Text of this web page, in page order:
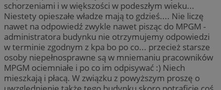
schorzeniami i w większości w podeszłym wieku...
Niestety opieszałe władze mają to gdzieś.... Nie liczę
nawet na odpowiedź zwykle nawet pisząc do MPGM -
administratora budynku nie otrzymujemy odpowiedzi
w terminie zgodnym z kpa bo po co... przecież starsze
osoby niepełnosprawne są w mniemaniu pracowników
MPGM ociemniałe i po co im odpisywać :) Niech
mieszkają i płacą. W związku z powyższym proszę o